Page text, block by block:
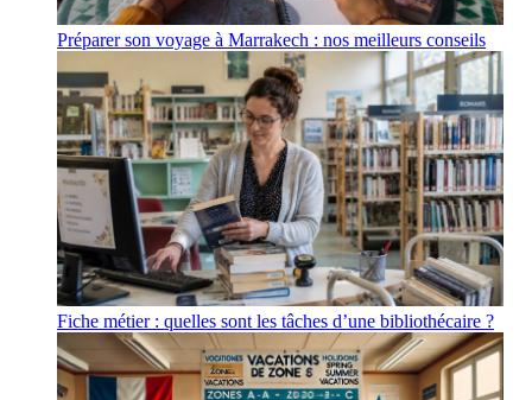
Préparer son voyage à Marrakech : nos meilleurs conseils
Fiche métier : quelles sont les tâches d’une bibliothécaire ?